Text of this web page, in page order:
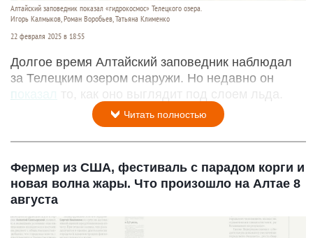
Алтайский заповедник показал «гидрокосмос» Телецкого озера.
Игорь Калмыков, Роман Воробьев, Татьяна Клименко
22 февраля 2025 в 18:55
Долгое время Алтайский заповедник наблюдал
за Телецким озером снаружи. Но недавно он
показал
то, как оно выглядит под слоем льда.
Читать полностью
Фермер из США, фестиваль с парадом корги и
новая волна жары. Что произошло на Алтае 8
августа